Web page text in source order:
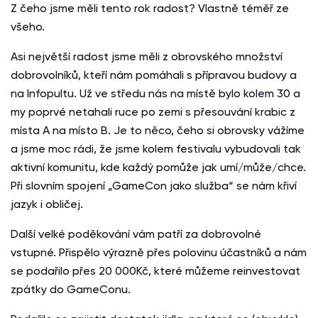
Z čeho jsme měli tento rok radost? Vlastně téměř ze
všeho.
Asi největší radost jsme měli z obrovského množství
dobrovolníků, kteří nám pomáhali s přípravou budovy a
na Infopultu. Už ve středu nás na místě bylo kolem 30 a
my poprvé netahali ruce po zemi s přesouvání krabic z
místa A na místo B. Je to něco, čeho si obrovsky vážíme
a jsme moc rádi, že jsme kolem festivalu vybudovali tak
aktivní komunitu, kde každý pomůže jak umí/může/chce.
Při slovním spojení „GameCon jako služba“ se nám křiví
jazyk i obličej.
Další velké poděkování vám patří za dobrovolné
vstupné. Přispělo výrazně přes polovinu účastníků a nám
se podařilo přes 20 000Kč, které můžeme reinvestovat
zpátky do GameConu.